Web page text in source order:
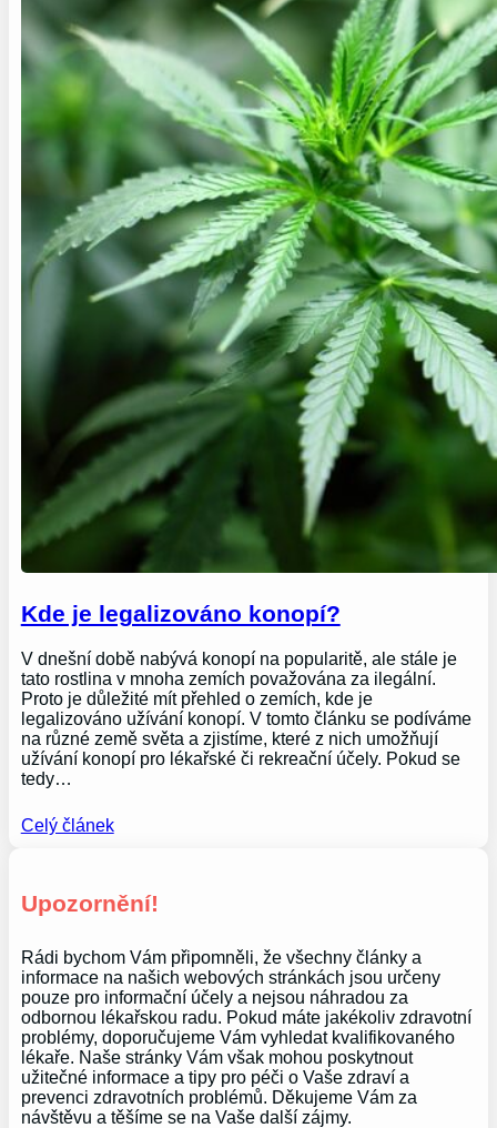
Kde je legalizováno konopí?
V dnešní době nabývá konopí na popularitě, ale stále je
tato rostlina v mnoha zemích považována za ilegální.
Proto je důležité mít přehled o zemích, kde je
legalizováno užívání konopí. V tomto článku se podíváme
na různé země světa a zjistíme, které z nich umožňují
užívání konopí pro lékařské či rekreační účely. Pokud se
tedy…
Celý článek
Upozornění!
Rádi bychom Vám připomněli, že všechny články a
informace na našich webových stránkách jsou určeny
pouze pro informační účely a nejsou náhradou za
odbornou lékařskou radu. Pokud máte jakékoliv zdravotní
problémy, doporučujeme Vám vyhledat kvalifikovaného
lékaře. Naše stránky Vám však mohou poskytnout
užitečné informace a tipy pro péči o Vaše zdraví a
prevenci zdravotních problémů. Děkujeme Vám za
návštěvu a těšíme se na Vaše další zájmy.